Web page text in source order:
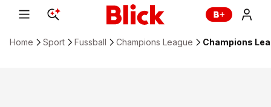
Home Sport Fussball Champions League Champions